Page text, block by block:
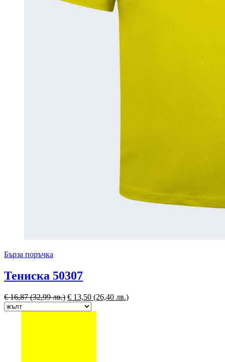
Бърза поръчка
Тениска 50307
€16,87(32,99 лв.) € 13,50 (26,40 лв.)